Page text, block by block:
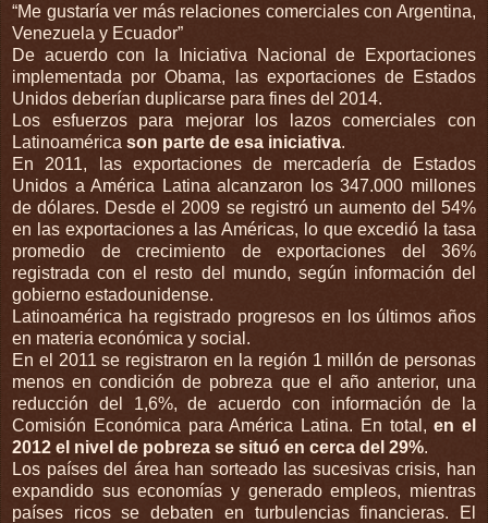
“Me gustaría ver más relaciones comerciales con Argentina,
Venezuela y Ecuador”
De acuerdo con la Iniciativa Nacional de Exportaciones
implementada por Obama, las exportaciones de Estados
Unidos deberían duplicarse para fines del 2014.
Los esfuerzos para mejorar los lazos comerciales con
Latinoamérica son parte de esa iniciativa.
En 2011, las exportaciones de mercadería de Estados
Unidos a América Latina alcanzaron los 347.000 millones
de dólares. Desde el 2009 se registró un aumento del 54%
en las exportaciones a las Américas, lo que excedió la tasa
promedio de crecimiento de exportaciones del 36%
registrada con el resto del mundo, según información del
gobierno estadounidense.
Latinoamérica ha registrado progresos en los últimos años
en materia económica y social.
En el 2011 se registraron en la región 1 millón de personas
menos en condición de pobreza que el año anterior, una
reducción del 1,6%, de acuerdo con información de la
Comisión Económica para América Latina. En total, en el
2012 el nivel de pobreza se situó en cerca del 29%.
Los países del área han sorteado las sucesivas crisis, han
expandido sus economías y generado empleos, mientras
países ricos se debaten en turbulencias financieras. El